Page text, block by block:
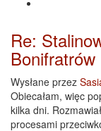
Re:
Bonifratrów
Wysłane przez
Obiecałam, więc
kilka dni.
procesami